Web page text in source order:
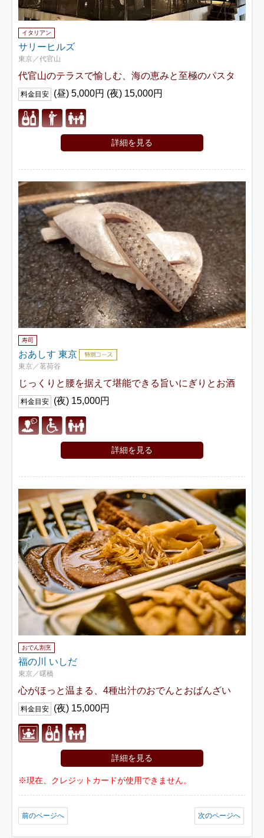
イタリアン
サリーヒルズ
東京／代官山
代官山のテラスで愉しむ、海の恵みと至極のパスタ
料金目安 (昼) 5,000円 (夜) 15,000円
詳細を見る
寿司
おあしす 東京
東京／茗荷谷
じっくりと腰を据えて堪能できる旨いにぎりとお酒
料金目安 (夜) 15,000円
詳細を見る
おでん割烹
福の川 いしだ
東京／曙橋
心がほっと温まる、4種出汁のおでんとおばんざい
料金目安 (夜) 15,000円
詳細を見る
※現在、クレジットカードが使用できません。
前のページへ 次のページへ